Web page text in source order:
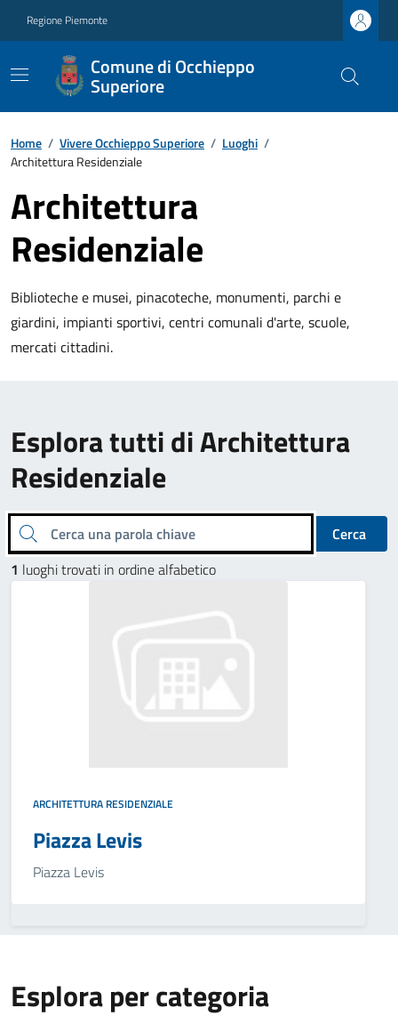
Regione Piemonte
Comune di Occhieppo
Superiore
Home / Vivere Occhieppo Superiore / Luoghi /
Architettura Residenziale
Architettura
Residenziale
Biblioteche e musei, pinacoteche, monumenti, parchi e
giardini, impianti sportivi, centri comunali d'arte, scuole,
mercati cittadini.
Esplora tutti di Architettura
Residenziale
Cerca una parola chiave
Cerca
1 luoghi trovati in ordine alfabetico
ARCHITETTURA RESIDENZIALE
Piazza Levis
Piazza Levis
Esplora per categoria